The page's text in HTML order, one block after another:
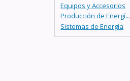
Equipos y Accesorios
Producción de Energí...
Sistemas de Energía